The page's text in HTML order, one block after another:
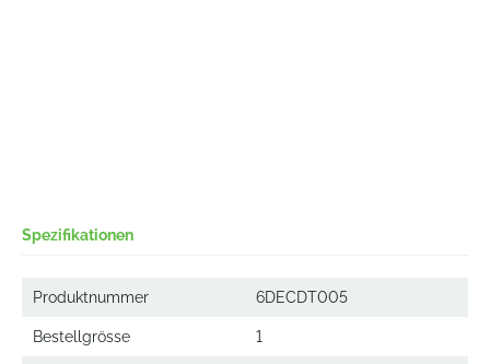
Spezifikationen
Produktnummer 6DECDT005
Bestellgrösse 1